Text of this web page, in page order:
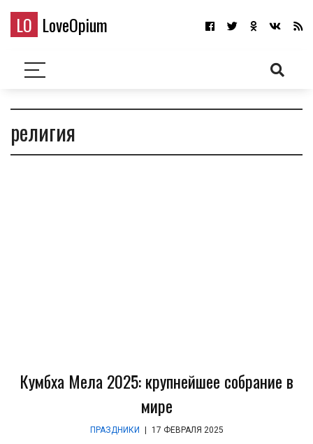
LO LoveOpium
религия
Кумбха Мела 2025: крупнейшее собрание в
мире
ПРАЗДНИКИ | 17 ФЕВРАЛЯ 2025